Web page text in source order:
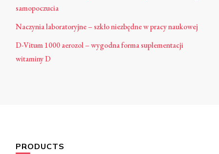
samopoczucia
Naczynia laboratoryjne – szkło niezbędne w pracy naukowej
D-Vitum 1000 aerozol – wygodna forma suplementacji
witaminy D
PRODUCTS